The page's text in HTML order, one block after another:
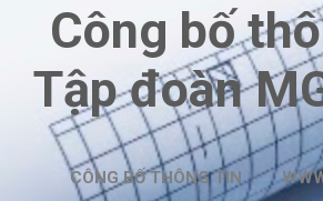
Công bố
Tập đoàn
CÔNG BỐ THÔNG TIN